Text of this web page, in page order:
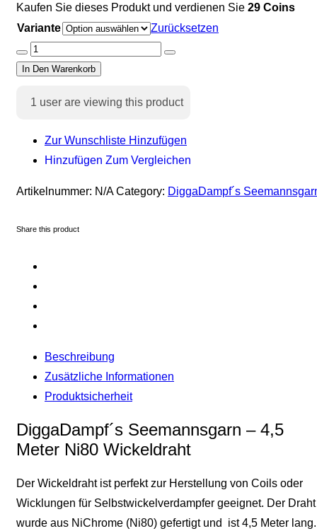
Kaufen Sie dieses Produkt und verdienen Sie 29 Coins
Variante
Zurücksetzen
In Den Warenkorb
1 user are viewing this product
Zur Wunschliste Hinzufügen
Hinzufügen Zum Vergleichen
Artikelnummer: N/A Category: DiggaDampf´s
Share this product
Beschreibung
Zusätzliche Informationen
Produktsicherheit
DiggaDampf´s Seemannsgarn – 4,5
Meter Ni80 Wickeldraht
Der Wickeldraht ist perfekt zur Herstellung von Coils oder
Wicklungen für Selbstwickelverdampfer geeignet. Der Draht
wurde aus NiChrome (Ni80) gefertigt und ist 4,5 Meter lang.